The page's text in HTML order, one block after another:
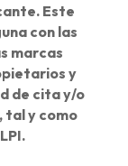
Este
con las
marcas
y
de cita y/o
tal y como